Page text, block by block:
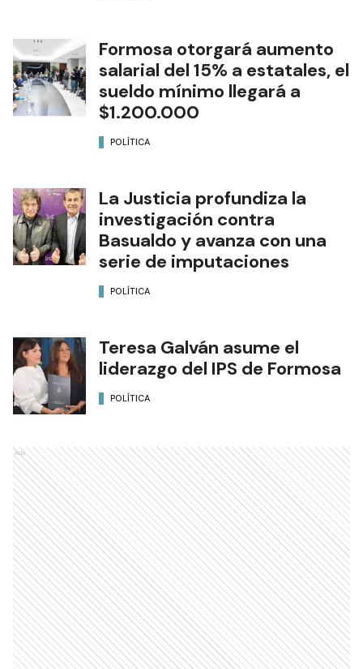
Formosa otorgará aumento
salarial del 15% a estatales, el
sueldo mínimo llegará a
$1.200.000
POLÍTICA
La Justicia profundiza la
investigación contra
Basualdo y avanza con una
serie de imputaciones
POLÍTICA
Teresa Galván asume el
liderazgo del IPS de Formosa
POLÍTICA
Ads